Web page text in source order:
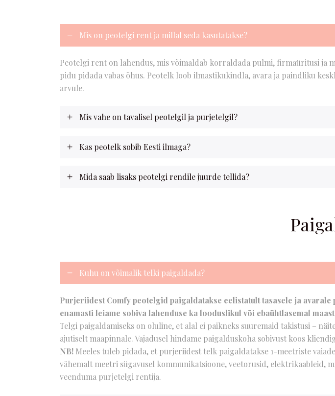
Mis on peotelgi rent ja millal seda kasutatakse?
Peotelgi rent on lahendus, mis võimaldab korraldada pulmi, firmaüritusi ja
pidu pidada vabas õhus. Peotelk loob ilmastikukindla, avara ja paindliku
arvule.
Mis vahe on tavalisel peotelgil ja purjetelgil?
Kas peotelk sobib Eesti ilmaga?
Mida saab lisaks peotelgi rendile juurde tellida?
Kuhu on võimalik telki paigaldada?
Purjeriidest Comfy peotelgid paigaldatakse eelistatult tasasele ja
enamasti leiame sobiva lahenduse ka looduslikul või ebaühtlasemal
Telgi paigaldamiseks on oluline, et alal ei paikneks suuremaid takistusi –
ajutiselt maapinnale. Vajadusel hindame paigalduskoha sobivust koos
NB! Meeles tuleb pidada, et purjeriidest telk paigaldatakse 1-meetriste
vähemalt meetri sügavusel kommunikatsioone, veetorusid, elektrikaableid,
veenduma purjetelgi rentija.